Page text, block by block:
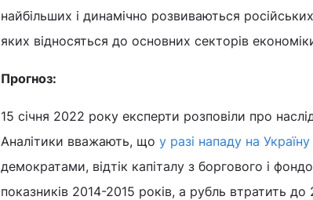
найбільших і динамічно розвиваються
яких відносяться до основних секторів
Прогноз:
15 січня 2022 року експерти розповіли про
Аналітики вважають, що у разі нападу на Україну
демократами, відтік капіталу з боргового і
показників 2014-2015 років, а рубль втратить до